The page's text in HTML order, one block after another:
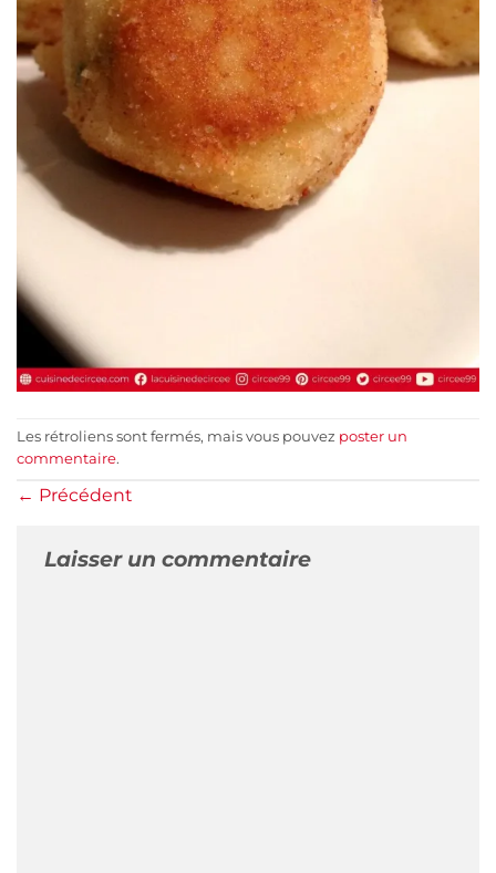
Les rétroliens sont fermés, mais vous pouvez poster un
commentaire.
← Précédent
Laisser un commentaire